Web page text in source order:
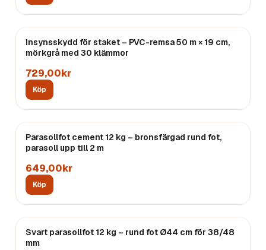
Insynsskydd för staket – PVC-remsa 50 m × 19 cm,
mörkgrå med 30 klämmor
729,00kr
Köp
Parasollfot cement 12 kg – bronsfärgad rund fot,
parasoll upp till 2 m
649,00kr
Köp
Svart parasollfot 12 kg – rund fot Ø44 cm för 38/48
mm